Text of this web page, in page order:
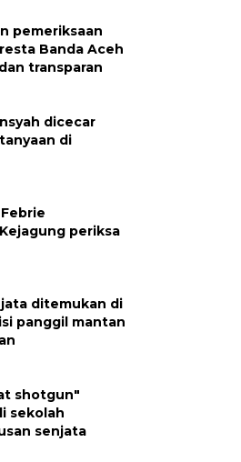
pemeriksaan
Banda Aceh
transparan
dicecar
di
periksa
ditemukan di
panggil mantan
shotgun"
sekolah
senjata